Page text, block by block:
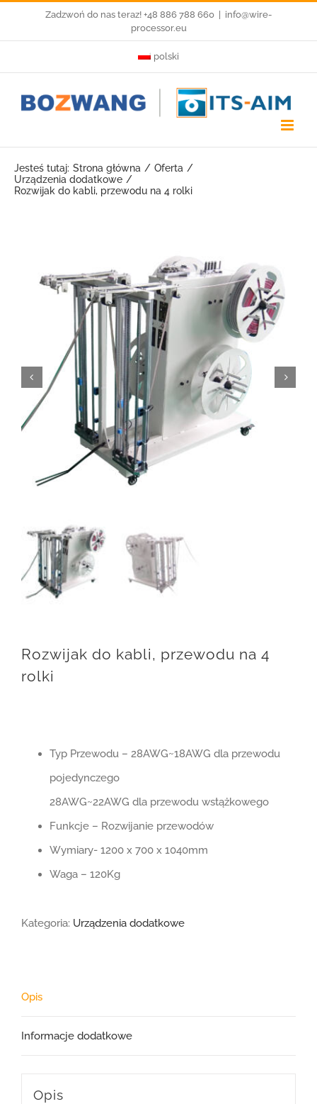
Zadzwoń do nas teraz! +48 886 788 660
info@wire-
processor.eu
polski
Jesteś tutaj: Strona główna
Oferta
Urządzenia dodatkowe
Rozwijak do kabli, przewodu na 4 rolki
Rozwijak do kabli, przewodu na 4
rolki
Typ Przewodu – 28AWG~18AWG dla przewodu
pojedynczego
28AWG~22AWG dla przewodu wstążkowego
Funkcje – Rozwijanie przewodów
Wymiary- 1200 x 700 x 1040mm
Waga – 120Kg
Kategoria: Urządzenia dodatkowe
Opis
Informacje dodatkowe
Opis